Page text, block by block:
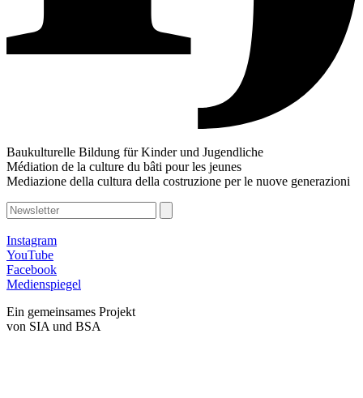
Baukulturelle Bildung für Kinder und Jugendliche
Médiation de la culture du bâti pour les jeunes
Mediazione della cultura della costruzione per le nuove generazioni
Instagram
YouTube
Facebook
Medienspiegel
Ein gemeinsames Projekt
von SIA und BSA